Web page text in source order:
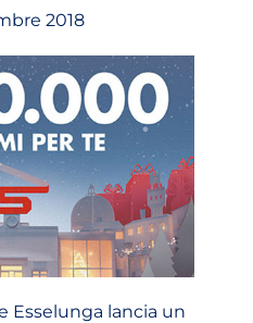
2018
Esselunga lancia un